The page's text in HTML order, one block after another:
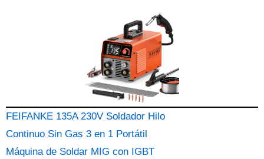
FEIFANKE 135A 230V Soldador Hilo
Continuo Sin Gas 3 en 1 Portátil
Máquina de Soldar MIG con IGBT